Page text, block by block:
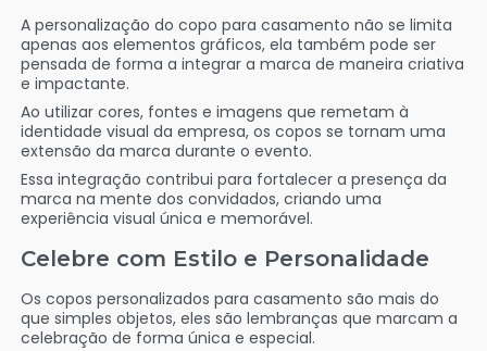
A personalização do copo para casamento não se limita
apenas aos elementos gráficos, ela também pode ser
pensada de forma a integrar a marca de maneira criativa
e impactante.
Ao utilizar cores, fontes e imagens que remetam à
identidade visual da empresa, os copos se tornam uma
extensão da marca durante o evento.
Essa integração contribui para fortalecer a presença da
marca na mente dos convidados, criando uma
experiência visual única e memorável.
Celebre com Estilo e Personalidade
Os copos personalizados para casamento são mais do
que simples objetos, eles são lembranças que marcam a
celebração de forma única e especial.